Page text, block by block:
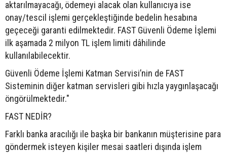
aktarılmayacağı, ödemeyi alacak olan kullanıcıya ise
onay/tescil işlemi gerçekleştiğinde bedelin hesabına
geçeceği garanti edilmektedir. FAST Güvenli Ödeme İşlemi
ilk aşamada 2 milyon TL işlem limiti dâhilinde
kullanılabilecektir.
Güvenli Ödeme İşlemi Katman Servisi’nin de FAST
Sisteminin diğer katman servisleri gibi hızla yaygınlaşacağı
öngörülmektedir."
FAST NEDİR?
Farklı banka aracılığı ile başka bir bankanın müşterisine para
göndermek isteyen kişiler mesai saatleri dışında işlem